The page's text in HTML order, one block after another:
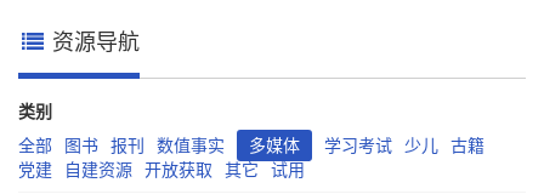
资源导航
类别
全部
图书 报刊 数值事实 多媒体 学习考试 少儿
古籍
党建
自建资源 开放获取 其它 试用